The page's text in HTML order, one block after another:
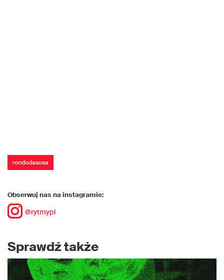
rondodasosa
Obserwuj nas na instagramie:
@rytmypl
Sprawdź także